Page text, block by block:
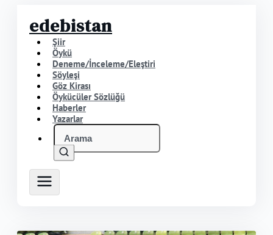
edebistan
Şiir
Öykü
Deneme/İnceleme/Eleştiri
Söyleşi
Göz Kirası
Öykücüler Sözlüğü
Haberler
Yazarlar